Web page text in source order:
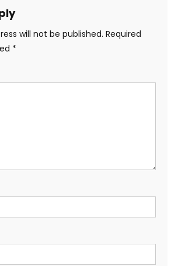
will not be published. Required
*